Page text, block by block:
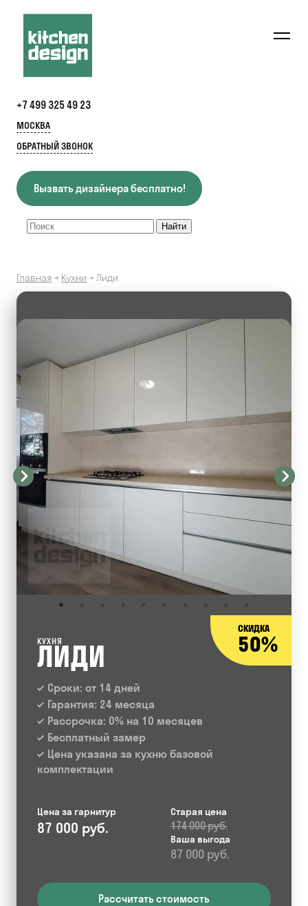
+7 499 325 49 23
МОСКВА
ОБРАТНЫЙ ЗВОНОК
Вызвать дизайнера бесплатно!
Главная→ Кухни → Лиди
СКИДКА
50%
КУХНЯ
ЛИДИ
Сроки: от 14 дней
Гарантия: 24 месяца
Рассрочка: 0% на 10 месяцев
Бесплатный замер
Цена указана за кухню базовой
комплектации
Цена за гарнитур
87 000 руб.
Старая цена
174 000 руб.
Ваша выгода
87 000 руб.
Рассчитать стоимость